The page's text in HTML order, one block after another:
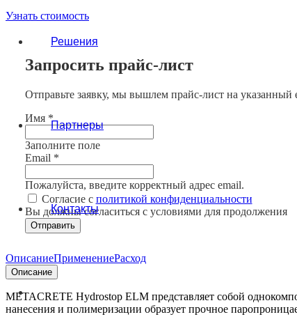
Решения
Партнеры
Контакты
Узнать стоимость
Запросить прайс-лист
Отправьте заявку, мы вышлем прайс-лист на указанный
Имя *
Заполните поле
Email *
Пожалуйста, введите корректный адрес email.
Согласие с политикой конфиденциальности
Вы должны согласиться с условиями для продолжения
Отправить
ОписаниеПрименениеРасход
Описание
METACRETE Hydrostop ELM представляет собой
нанесения и полимеризации образует прочное